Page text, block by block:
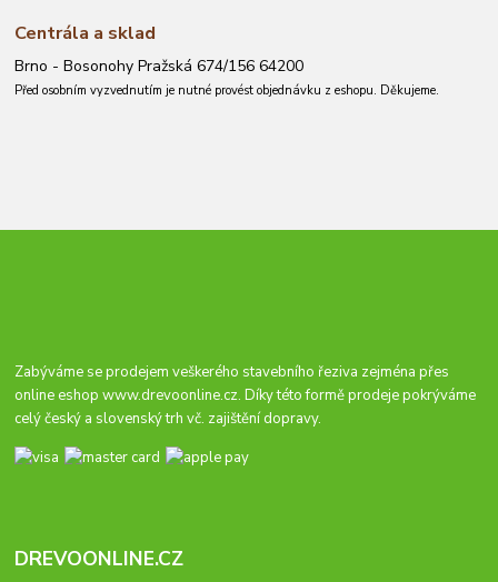
Centrála a sklad
Brno - Bosonohy Pražská 674/156 64200
Před osobním vyzvednutím je nutné provést objednávku z eshopu. Děkujeme.
Zabýváme se prodejem veškerého stavebního řeziva zejména přes
online eshopwww.drevoonline.cz. Díky této formě prodeje pokrýváme
celý český a slovenský trh vč. zajištění dopravy.
DREVOONLINE.CZ